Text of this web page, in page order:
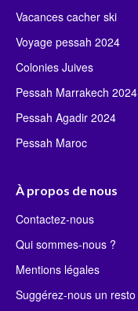
Vacances cacher ski
Voyage pessah 2024
Colonies Juives
Pessah Marrakech 2024
Pessah Agadir 2024
Pessah Maroc
À propos de nous
Contactez-nous
Qui sommes-nous ?
Mentions légales
Suggérez-nous un resto